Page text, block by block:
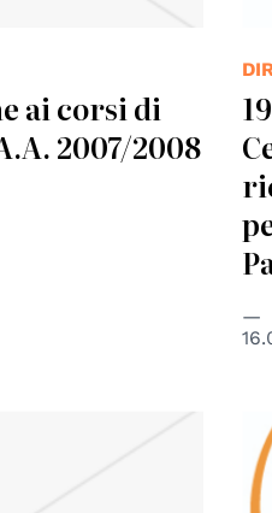
ai corsi di
2007/2008
©